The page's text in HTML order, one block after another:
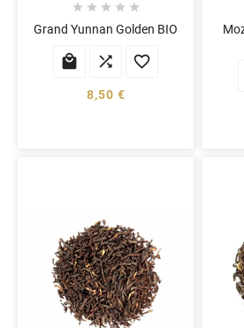
    
Grand Yunnan Golden BIO
  
8,50 €